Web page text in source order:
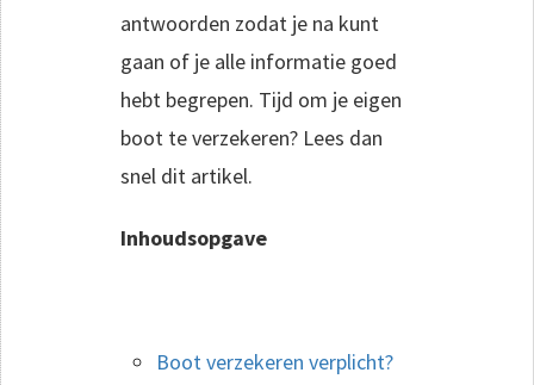
antwoorden zodat je na kunt
gaan of je alle informatie goed
hebt begrepen. Tijd om je eigen
boot te verzekeren? Lees dan
snel dit artikel.
Inhoudsopgave
Boot verzekeren verplicht?